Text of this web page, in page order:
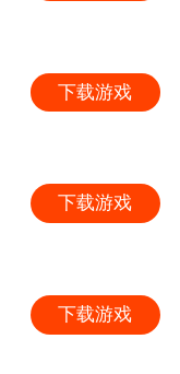
下载游戏
下载游戏
下载游戏